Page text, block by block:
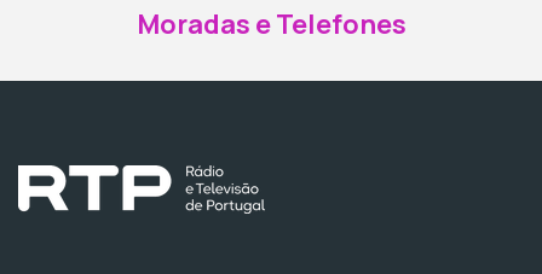
Moradas e Telefones